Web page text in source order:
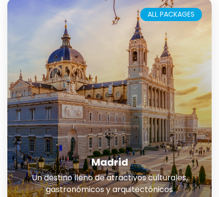
ALL PACKAGES
Madrid
Un destino lleno de atractivos culturales,
gastronómicos y arquitectónicos